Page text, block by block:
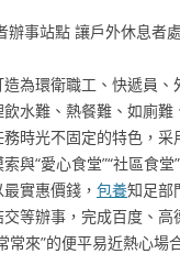
辦事站點 讓戶外休息者
為環衛職工、快遞員
水難、熱餐難、如廁
時光不固定的特色，
與“愛心食堂”“社區食
實惠價錢， 包養知足部
等辦事，完成百度、
來”的便平易近熱心場